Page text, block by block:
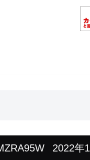
2022年1